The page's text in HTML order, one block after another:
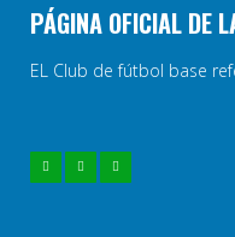
PÁGINA OFICIAL DE
EL Club de fútbol base